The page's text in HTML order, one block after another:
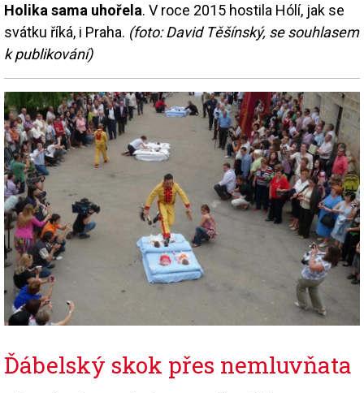
Holika sama uhořela. V roce 2015 hostila Hólí, jak se
svátku říká, i Praha. (foto: David Těšínský, se souhlasem
k publikování)
Ďábelský skok přes nemluvňata